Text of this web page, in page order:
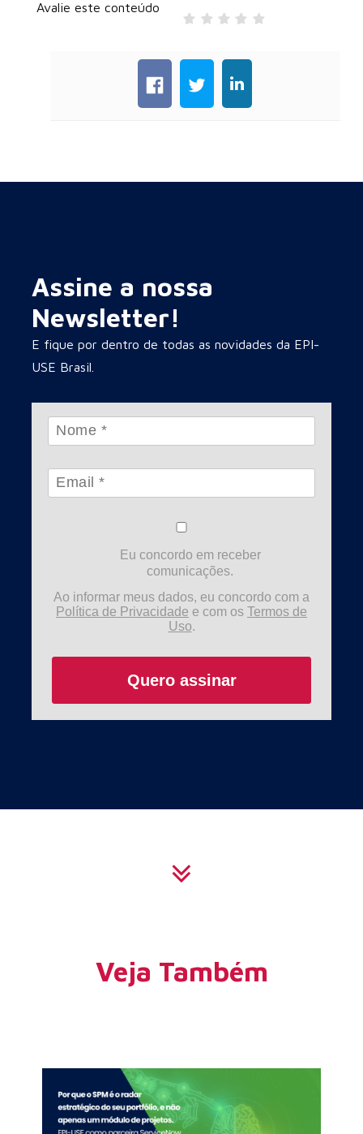
Avalie este conteúdo
Assine a nossa
Newsletter!
E fique por dentro de todas as novidades da EPI-
USE Brasil.
Eu concordo em receber
comunicações.
Ao informar meus dados, eu concordo com a
Política de Privacidade e com os Termos de
Uso.
Quero assinar
Veja Também